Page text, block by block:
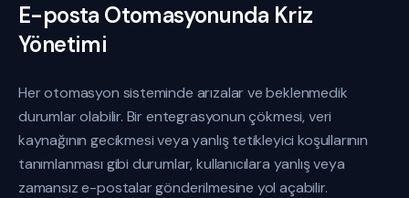
E-posta Otomasyonunda Kriz
Yönetimi
Her otomasyon sisteminde arızalar ve beklenmedik
durumlar olabilir. Bir entegrasyonun çökmesi, veri
kaynağının gecikmesi veya yanlış tetikleyici koşullarının
tanımlanması gibi durumlar, kullanıcılara yanlış veya
zamansız e-postalar gönderilmesine yol açabilir.